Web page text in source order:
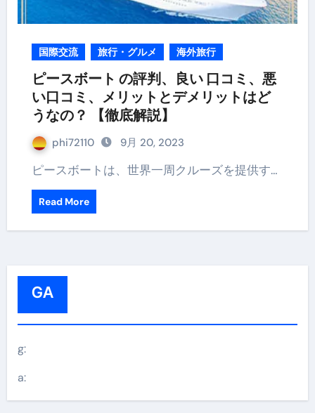
国際交流 旅行・グルメ 海外旅行
ピースボート の評判、良い 口コミ、悪
い口コミ、メリットとデメリットはど
うなの？ 【徹底解説】
phi72110 9月 20, 2023
ピースボートは、世界一周クルーズを提供す…
Read More
GA
g:
a: